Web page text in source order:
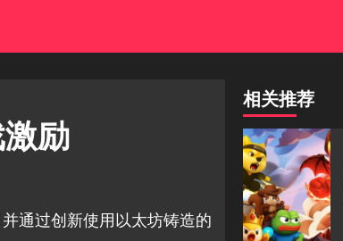
励
通过创新使用以太坊铸造的
相关推荐